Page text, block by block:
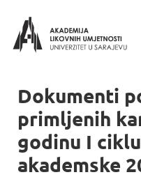
Dokumenti
primljenih
godinu I
akademske